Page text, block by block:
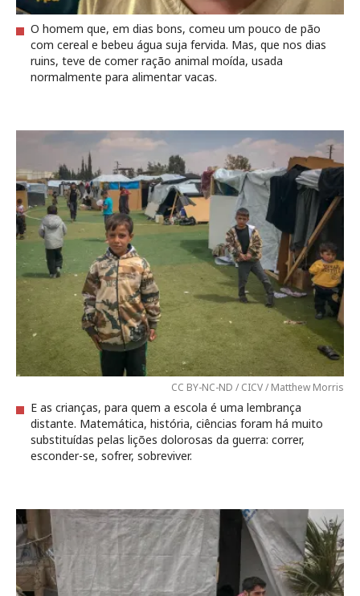
O homem que, em dias bons, comeu um pouco de pão
com cereal e bebeu água suja fervida. Mas, que nos dias
ruins, teve de comer ração animal moída, usada
normalmente para alimentar vacas.
CC BY-NC-ND / CICV / Matthew Morris
E as crianças, para quem a escola é uma lembrança
distante. Matemática, história, ciências foram há muito
substituídas pelas lições dolorosas da guerra: correr,
esconder-se, sofrer, sobreviver.